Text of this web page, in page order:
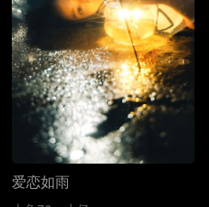
爱恋如雨